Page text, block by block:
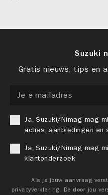
Suzuki
Gratis nieuws, tips en
Ja, Suzuki/Nimag mag
acties, aanbiedingen en
Ja, Suzuki/Nimag mag
klantonderzoek
Als je jouw aanvraag
privacyverklaring. De door jou